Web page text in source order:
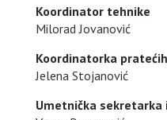
Koordinator tehnike
Milorad Jovanović
Koordinatorka
Jelena Stojanović
Umetnička sekretarka